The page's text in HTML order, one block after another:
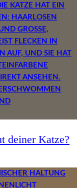
deiner Katze?